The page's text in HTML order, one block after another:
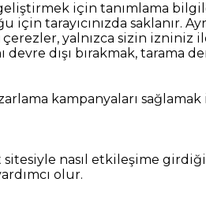
için tanımlama
tarayıcınızda saklanır.
yalnızca sizin izniniz
devre dışı bırakmak, tarama
kampanyaları
nasıl etkileşime
olur.